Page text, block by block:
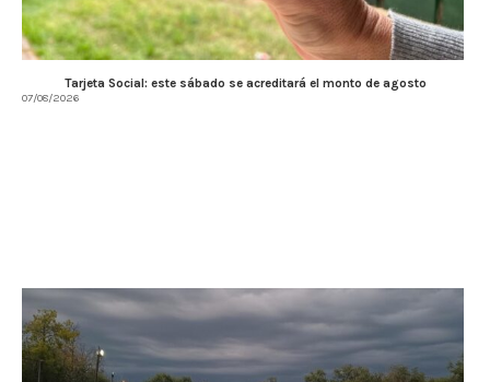
Tarjeta Social: este sábado se acreditará el monto de agosto
07/08/2026